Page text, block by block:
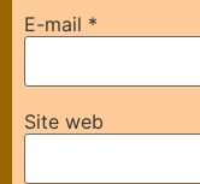
E-mail *
Site web